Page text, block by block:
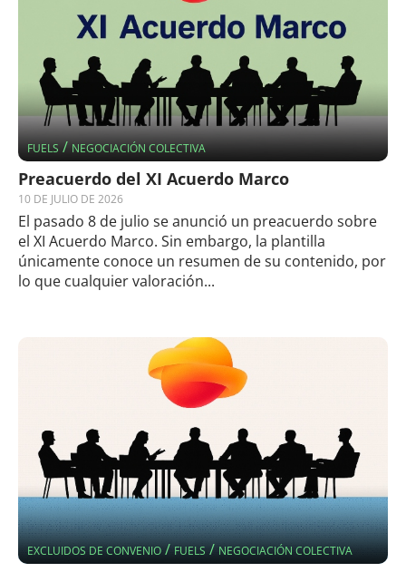
FUELS/NEGOCIACIÓN COLECTIVA
Preacuerdo del XI Acuerdo Marco
10 DE JULIO DE 2026
El pasado 8 de julio se anunció un preacuerdo sobre
el XI Acuerdo Marco. Sin embargo, la plantilla
únicamente conoce un resumen de su contenido, por
lo que cualquier valoración...
EXCLUIDOS DE CONVENIO/FUELS/NEGOCIACIÓN COLECTIVA